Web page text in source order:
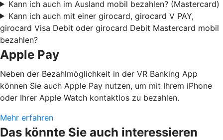
Kann ich auch im Ausland mobil bezahlen? (Mastercard)
Kann ich auch mit einer girocard, girocard V PAY,
girocard Visa Debit oder girocard Debit Mastercard mobil
bezahlen?
Apple Pay
Neben der Bezahlmöglichkeit in der VR Banking App
können Sie auch Apple Pay nutzen, um mit Ihrem iPhone
oder Ihrer Apple Watch kontaktlos zu bezahlen.
Mehr erfahren
Das könnte Sie auch interessieren